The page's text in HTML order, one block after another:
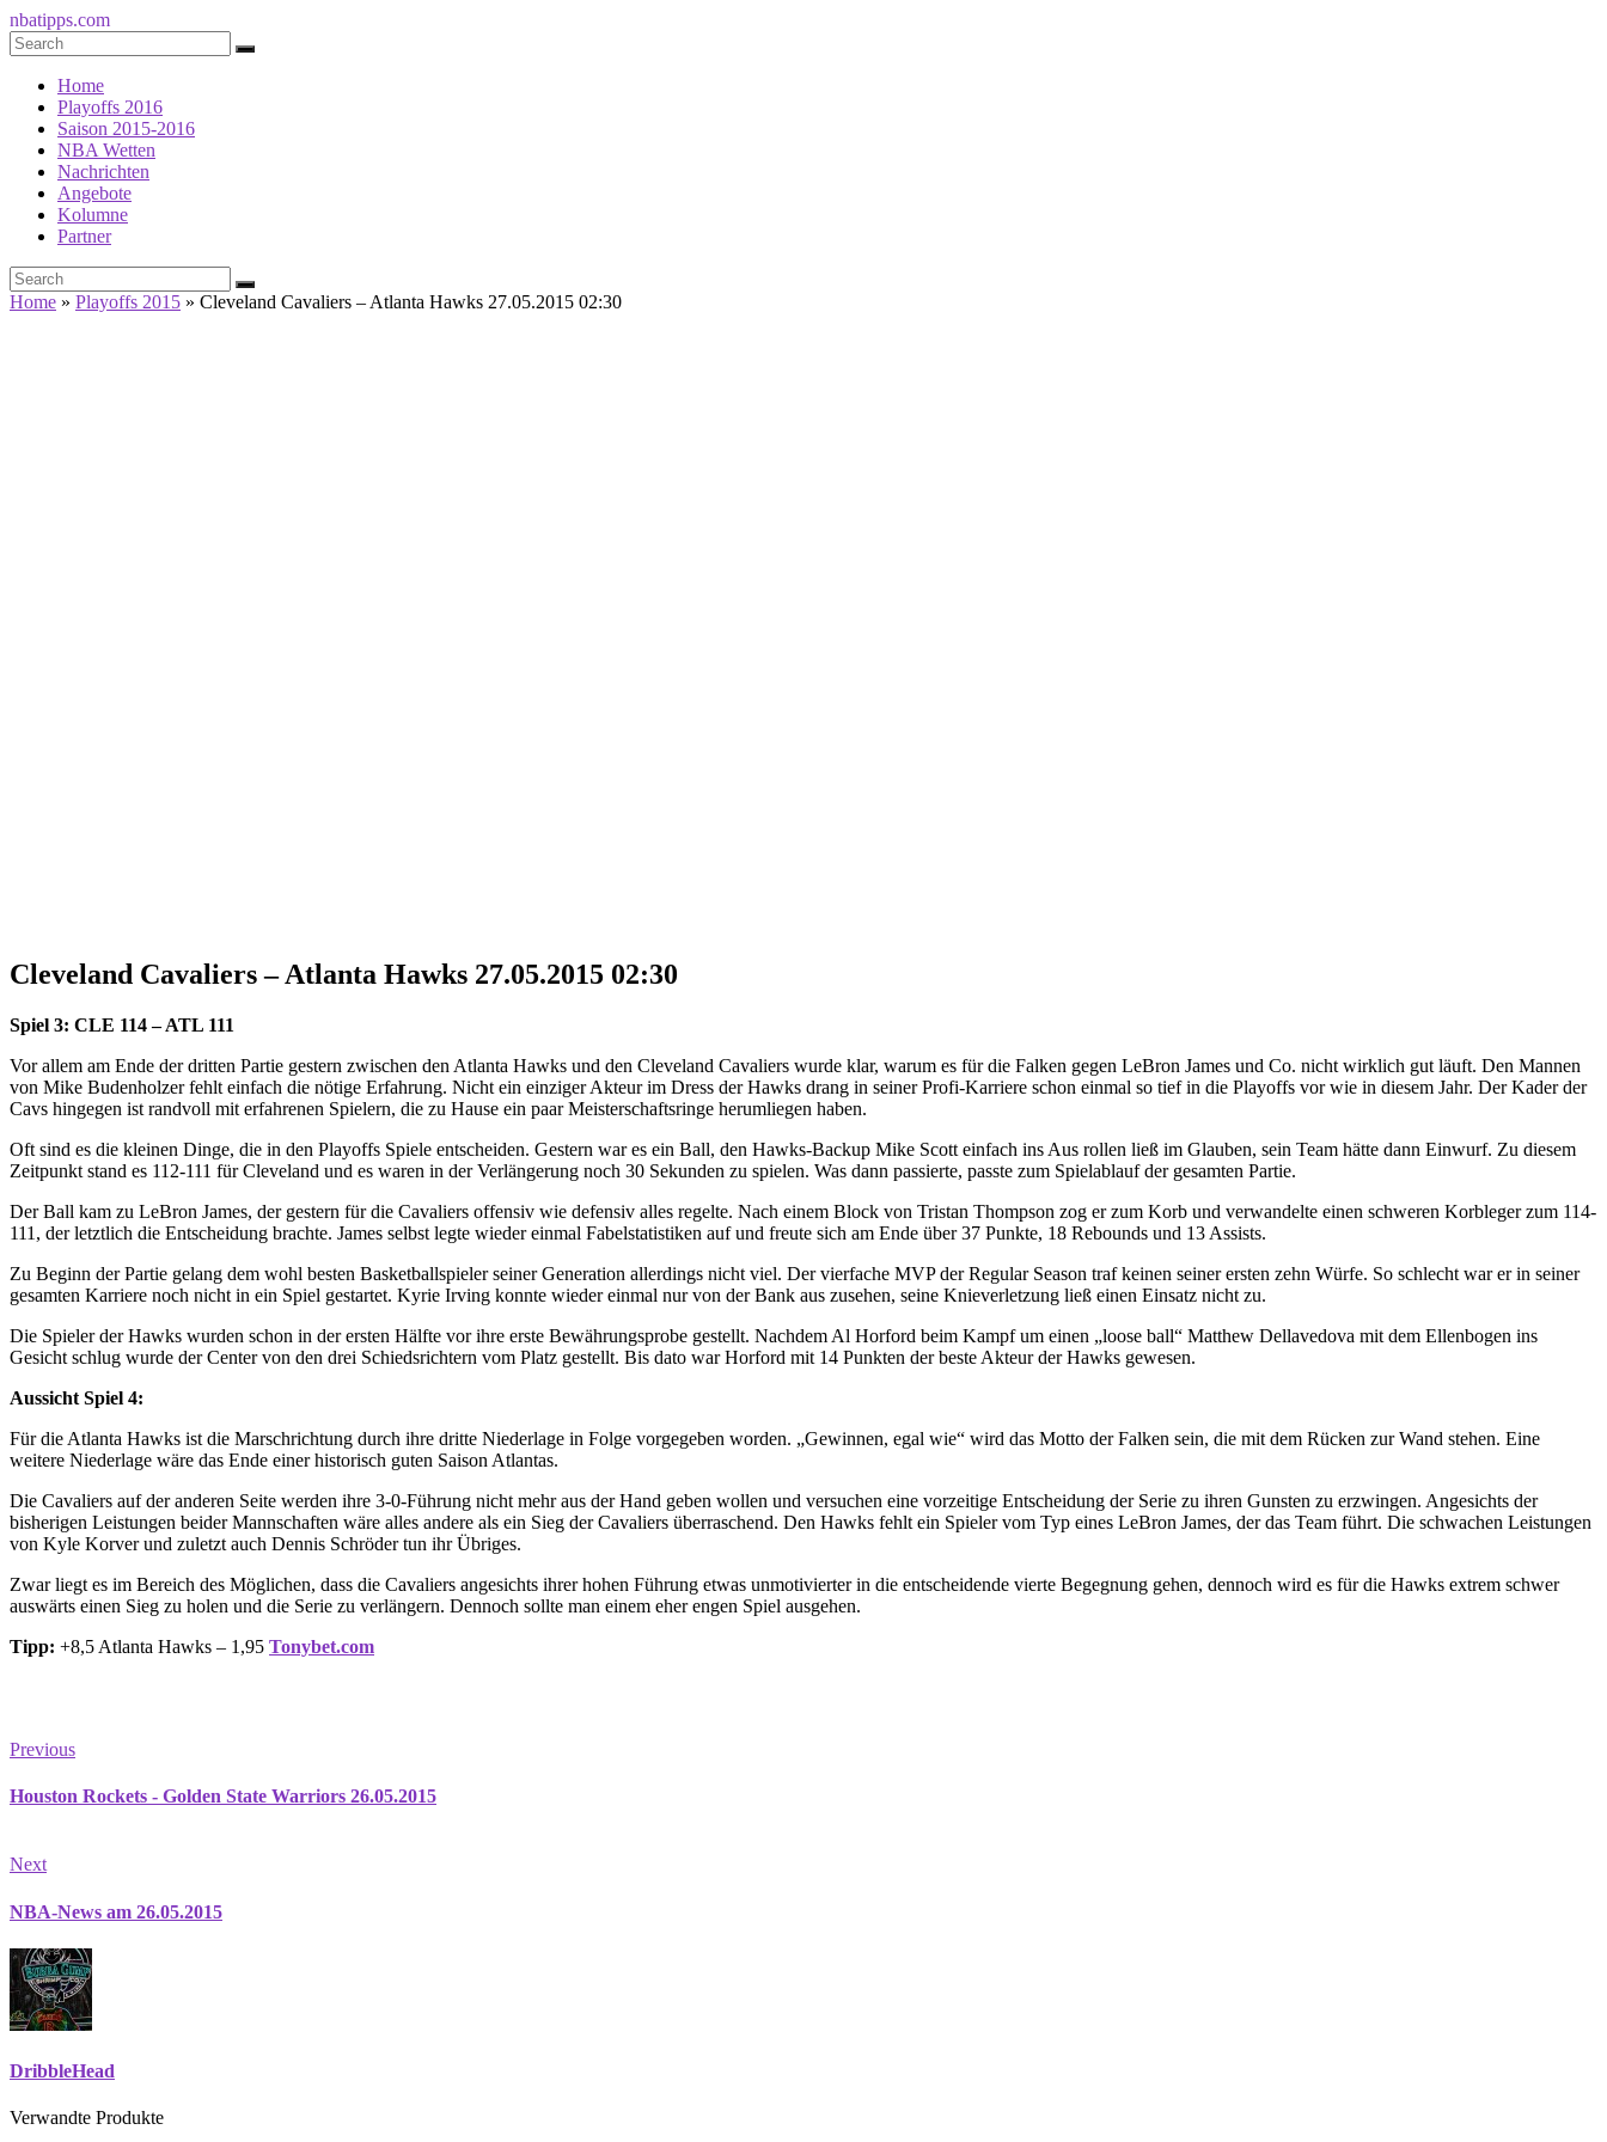
nbatipps.com
Home
Playoffs 2016
Saison 2015-2016
NBA Wetten
Nachrichten
Angebote
Kolumne
Partner
Home » Playoffs 2015 » Cleveland Cavaliers – Atlanta Hawks 27.05.2015 02:30
Cleveland Cavaliers – Atlanta Hawks 27.05.2015 02:30
Spiel 3: CLE 114 – ATL 111
Vor allem am Ende der dritten Partie gestern zwischen den Atlanta Hawks und den Cleveland Cavaliers wurde klar, warum es für die Falken gegen LeBron James und Co. nicht wirklich gut läuft. Den Mannen
von Mike Budenholzer fehlt einfach die nötige Erfahrung. Nicht ein einziger Akteur im Dress der Hawks drang in seiner Profi-Karriere schon einmal so tief in die Playoffs vor wie in diesem Jahr. Der Kader der
Cavs hingegen ist randvoll mit erfahrenen Spielern, die zu Hause ein paar Meisterschaftsringe herumliegen haben.
Oft sind es die kleinen Dinge, die in den Playoffs Spiele entscheiden. Gestern war es ein Ball, den Hawks-Backup Mike Scott einfach ins Aus rollen ließ im Glauben, sein Team hätte dann Einwurf. Zu diesem
Zeitpunkt stand es 112-111 für Cleveland und es waren in der Verlängerung noch 30 Sekunden zu spielen. Was dann passierte, passte zum Spielablauf der gesamten Partie.
Der Ball kam zu LeBron James, der gestern für die Cavaliers offensiv wie defensiv alles regelte. Nach einem Block von Tristan Thompson zog er zum Korb und verwandelte einen schweren Korbleger zum 114-
111, der letztlich die Entscheidung brachte. James selbst legte wieder einmal Fabelstatistiken auf und freute sich am Ende über 37 Punkte, 18 Rebounds und 13 Assists.
Zu Beginn der Partie gelang dem wohl besten Basketballspieler seiner Generation allerdings nicht viel. Der vierfache MVP der Regular Season traf keinen seiner ersten zehn Würfe. So schlecht war er in seiner
gesamten Karriere noch nicht in ein Spiel gestartet. Kyrie Irving konnte wieder einmal nur von der Bank aus zusehen, seine Knieverletzung ließ einen Einsatz nicht zu.
Die Spieler der Hawks wurden schon in der ersten Hälfte vor ihre erste Bewährungsprobe gestellt. Nachdem Al Horford beim Kampf um einen „loose ball“ Matthew Dellavedova mit dem Ellenbogen ins
Gesicht schlug wurde der Center von den drei Schiedsrichtern vom Platz gestellt. Bis dato war Horford mit 14 Punkten der beste Akteur der Hawks gewesen.
Aussicht Spiel 4:
Für die Atlanta Hawks ist die Marschrichtung durch ihre dritte Niederlage in Folge vorgegeben worden. „Gewinnen, egal wie“ wird das Motto der Falken sein, die mit dem Rücken zur Wand stehen. Eine
weitere Niederlage wäre das Ende einer historisch guten Saison Atlantas.
Die Cavaliers auf der anderen Seite werden ihre 3-0-Führung nicht mehr aus der Hand geben wollen und versuchen eine vorzeitige Entscheidung der Serie zu ihren Gunsten zu erzwingen. Angesichts der
bisherigen Leistungen beider Mannschaften wäre alles andere als ein Sieg der Cavaliers überraschend. Den Hawks fehlt ein Spieler vom Typ eines LeBron James, der das Team führt. Die schwachen Leistungen
von Kyle Korver und zuletzt auch Dennis Schröder tun ihr Übriges.
Zwar liegt es im Bereich des Möglichen, dass die Cavaliers angesichts ihrer hohen Führung etwas unmotivierter in die entscheidende vierte Begegnung gehen, dennoch wird es für die Hawks extrem schwer
auswärts einen Sieg zu holen und die Serie zu verlängern. Dennoch sollte man einem eher engen Spiel ausgehen.
Tipp: +8,5 Atlanta Hawks – 1,95 Tonybet.com
Previous
Houston Rockets - Golden State Warriors 26.05.2015
Next
NBA-News am 26.05.2015
DribbleHead
Verwandte Produkte